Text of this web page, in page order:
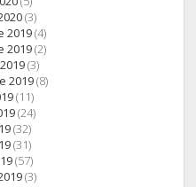
(3)
2019(4)
2019(2)
(3)
2019(8)
(11)
(24)
(32)
(31)
(57)
(3)